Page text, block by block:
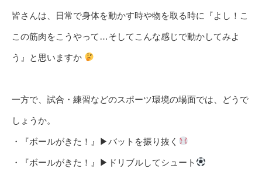
皆さんは、日常で身体を動かす時や物を取る時に『よし！こ
この筋肉をこうやって…そしてこんな感じで動かしてみよ
う』と思いますか
一方で、試合・練習などのスポーツ環境の場面では、どうで
しょうか。
・『ボールがきた！』▶︎バットを振り抜く
・『ボールがきた！』▶︎ドリブルしてシュート